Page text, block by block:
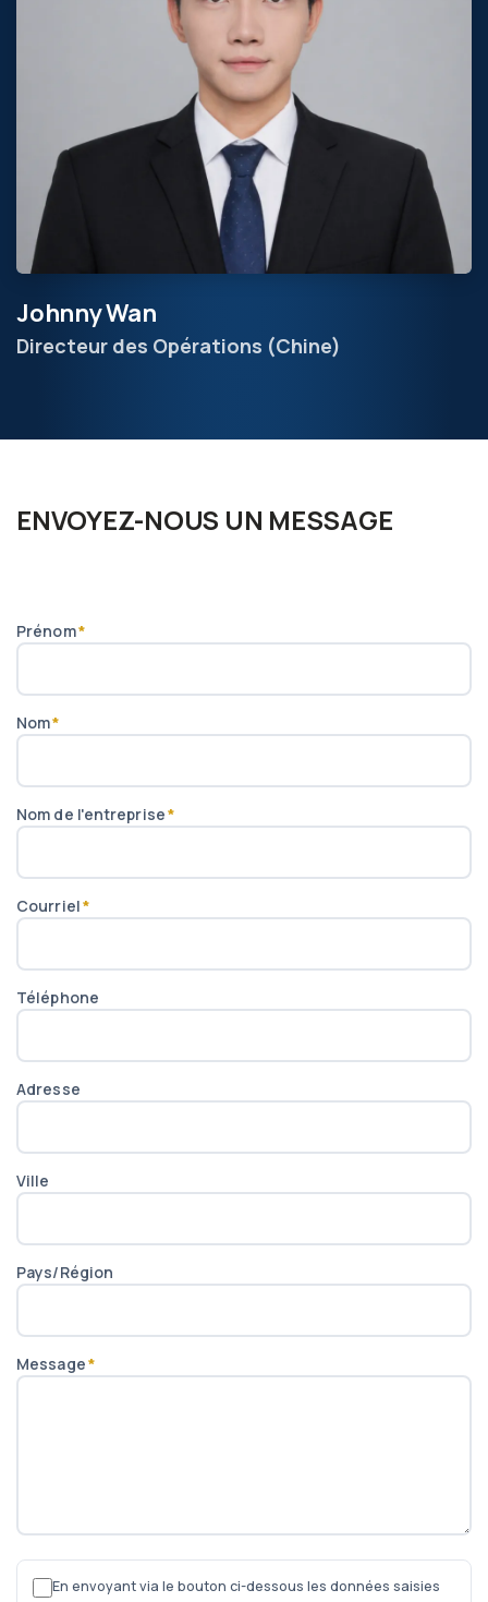
Johnny Wan
Directeur des Opérations (Chine)
ENVOYEZ-NOUS UN MESSAGE
Prénom*
Nom*
Nom de l'entreprise*
Courriel*
Téléphone
Adresse
Ville
Pays/Région
Message*
En envoyant via le bouton ci-dessous les données saisies